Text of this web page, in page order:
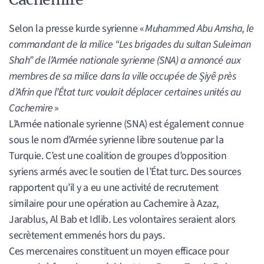
Selon la presse kurde syrienne «Muhammed Abu Amsha, le
commandant de la milice “Les brigades du sultan Suleiman
Shah” de l’Armée nationale syrienne (SNA) a annoncé aux
membres de sa milice dans la ville occupée de Şiyê près
d’Afrin que l’État turc voulait déplacer certaines unités au
Cachemire»
L’Armée nationale syrienne (SNA) est également connue
sous le nom d’Armée syrienne libre soutenue par la
Turquie. C’est une coalition de groupes d’opposition
syriens armés avec le soutien de l’État turc. Des sources
rapportent qu’il y a eu une activité de recrutement
similaire pour une opération au Cachemire à Azaz,
Jarablus, Al Bab et Idlib. Les volontaires seraient alors
secrètement emmenés hors du pays.
Ces mercenaires constituent un moyen efficace pour